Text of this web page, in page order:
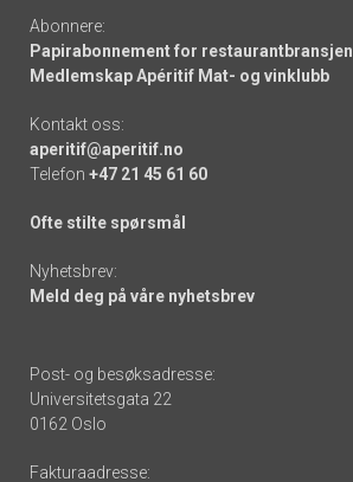
Abonnere:
Papirabonnement for restaurantbransjen
Medlemskap Apéritif Mat- og vinklubb
Kontakt oss:
aperitif@aperitif.no
Telefon +47 21 45 61 60
Ofte stilte spørsmål
Nyhetsbrev:
Meld deg på våre nyhetsbrev
Post- og besøksadresse:
Universitetsgata 22
0162 Oslo
Fakturaadresse: